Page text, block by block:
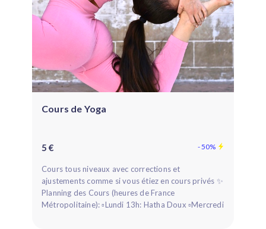
Cours de Yoga
5 € - 50%
Cours tous niveaux avec corrections et
ajustements comme si vous étiez en cours privés ✨
Planning des Cours (heures de France
Métropolitaine): ▫️Lundi 13h: Hatha Doux ▫️Mercredi